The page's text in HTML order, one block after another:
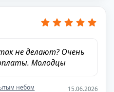
не делают? Очень
Молодцы
небом 15.06.2026